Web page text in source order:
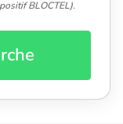
BLOCTEL).